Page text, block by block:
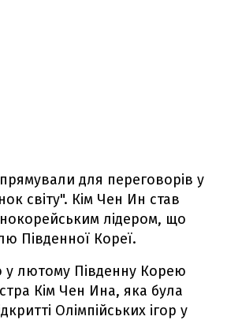
для переговорів у
світу". Кім Чен Ин став
лідером, що
Південної Кореї.
у лютому Південну Корею
Кім Чен Ина, яка була
Олімпійських ігор у